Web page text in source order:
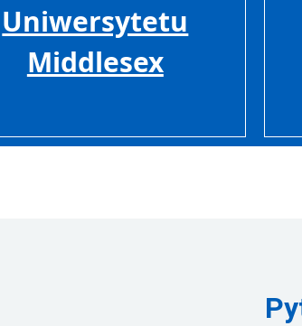
Uniwersytetu
Middlesex